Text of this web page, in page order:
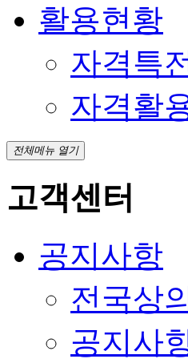
활용현황
자격특
자격활
전체메뉴 열기
고객센터
공지사항
전국상
공지사